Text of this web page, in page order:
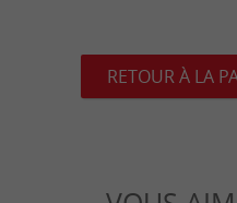
RETOUR À LA